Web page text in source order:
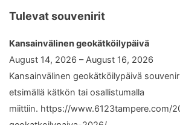
Tulevat souvenirit
Kansainvälinen geokätköilypäivä
August 14, 2026 – August 16, 2026
Kansainvälinen geokätköilypäivä
etsimällä kätkön tai osallistumalla
miittiin. https://www.6123tampere.com/